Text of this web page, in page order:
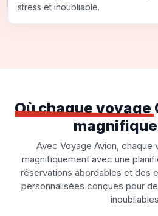
stress et inoubliable.
Où chaque voyage
Avec Voyage Avion, chaque
magnifiquement avec une
réservations abordables et des
personnalisées conçues pour